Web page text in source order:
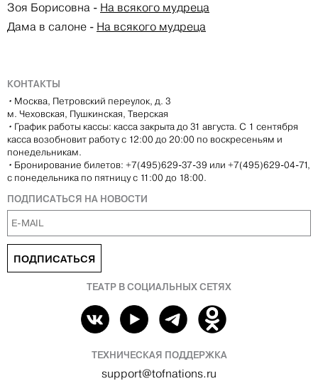
Зоя Борисовна - На всякого мудреца
Дама в салоне - На всякого мудреца
КОНТАКТЫ
• Москва, Петровский переулок, д. 3
м. Чеховская, Пушкинская, Тверская
• График работы кассы: касса закрыта до 31 августа. С 1 сентября
касса возобновит работу с 12:00 до 20:00 по воскресеньям и
понедельникам.
• Бронирование билетов: +7(495)629-37-39 или +7(495)629-04-71,
с понедельника по пятницу с 11:00 до 18:00.
ПОДПИСАТЬСЯ НА НОВОСТИ
ПОДПИСАТЬСЯ
ТЕАТР В СОЦИАЛЬНЫХ СЕТЯХ
ТЕХНИЧЕСКАЯ ПОДДЕРЖКА
support@tofnations.ru